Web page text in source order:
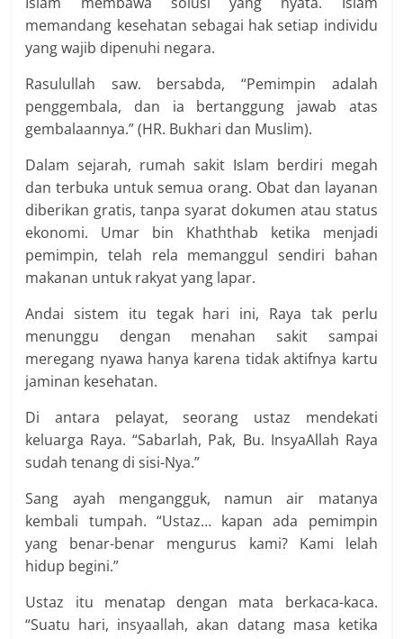
memandang kesehatan sebagai hak setiap individu
yang wajib dipenuhi negara.
Rasulullah saw. bersabda, “Pemimpin adalah
penggembala, dan ia bertanggung jawab atas
gembalaannya.” (HR. Bukhari dan Muslim).
Dalam sejarah, rumah sakit Islam berdiri megah
dan terbuka untuk semua orang. Obat dan layanan
diberikan gratis, tanpa syarat dokumen atau status
ekonomi. Umar bin Khaththab ketika menjadi
pemimpin, telah rela memanggul sendiri bahan
makanan untuk rakyat yang lapar.
Andai sistem itu tegak hari ini, Raya tak perlu
menunggu dengan menahan sakit sampai
meregang nyawa hanya karena tidak aktifnya kartu
jaminan kesehatan.
Di antara pelayat, seorang ustaz mendekati
keluarga Raya. “Sabarlah, Pak, Bu. InsyaAllah Raya
sudah tenang di sisi-Nya.”
Sang ayah mengangguk, namun air matanya
kembali tumpah. “Ustaz… kapan ada pemimpin
yang benar-benar mengurus kami? Kami lelah
hidup begini.”
Ustaz itu menatap dengan mata berkaca-kaca.
“Suatu hari, insyaallah, akan datang masa ketika